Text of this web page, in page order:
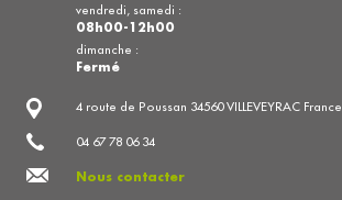
4 route de Poussan 34560 VILLEVEYRAC France
04 67 78 06 34
Nous contacter
vendredi, samedi :
08h00-12h00
dimanche :
Fermé